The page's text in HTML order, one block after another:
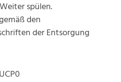
spülen.
den
der Entsorgung